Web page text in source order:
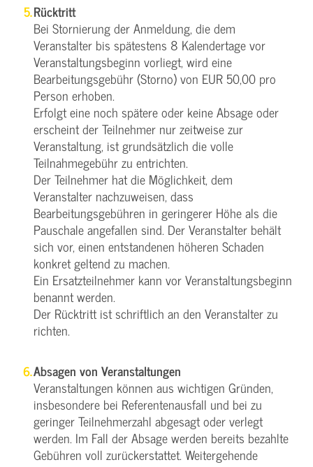
Rücktritt
Bei Stornierung der Anmeldung, die dem
Veranstalter bis spätestens 8 Kalendertage vor
Veranstaltungsbeginn vorliegt, wird eine
Bearbeitungsgebühr (Storno) von EUR 50,00 pro
Person erhoben.
Erfolgt eine noch spätere oder keine Absage oder
erscheint der Teilnehmer nur zeitweise zur
Veranstaltung, ist grundsätzlich die volle
Teilnahmegebühr zu entrichten.
Der Teilnehmer hat die Möglichkeit, dem
Veranstalter nachzuweisen, dass
Bearbeitungsgebühren in geringerer Höhe als die
Pauschale angefallen sind. Der Veranstalter behält
sich vor, einen entstandenen höheren Schaden
konkret geltend zu machen.
Ein Ersatzteilnehmer kann vor Veranstaltungsbeginn
benannt werden.
Der Rücktritt ist schriftlich an den Veranstalter zu
richten.
Absagen von Veranstaltungen
Veranstaltungen können aus wichtigen Gründen,
insbesondere bei Referentenausfall und bei zu
geringer Teilnehmerzahl abgesagt oder verlegt
werden. Im Fall der Absage werden bereits bezahlte
Gebühren voll zurückerstattet. Weitergehende